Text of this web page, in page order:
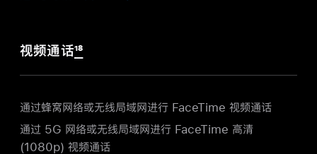
视频通话18
通过蜂窝网络或无线局域网进行 FaceTime 视频通话
通过 5G 网络或无线局域网进行 FaceTime 高清
(1080p) 视频通话